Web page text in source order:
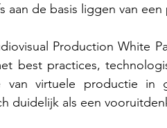
aan de basis liggen van
Production White
best practices,
van virtuele productie in
duidelijk als een